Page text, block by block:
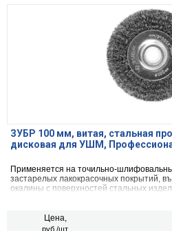
ЗУБР 100 мм, витая, стальная
дисковая для УШМ,
Применяется на точильно-
застарелых лакокрасочных покрытий,
окалины с поверхностей стальных
Цена,
руб./шт.